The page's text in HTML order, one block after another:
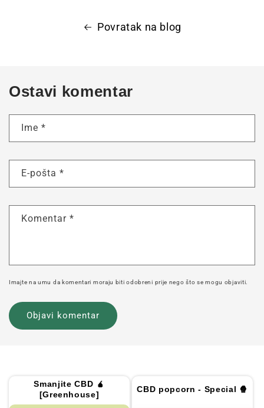
Povratak na blog
Ostavi komentar
Ime *
E-pošta *
Komentar *
Imajte na umu da komentari moraju biti odobreni prije nego što se mogu objaviti.
Smanjite CBD 🧉
[Greenhouse]
CBD popcorn - Special 🍿